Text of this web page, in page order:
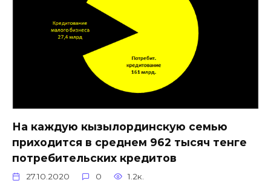
На каждую кызылординскую семью
приходится в среднем 962 тысяч тенге
потребительских кредитов
27.10.2020 0 1.2к.